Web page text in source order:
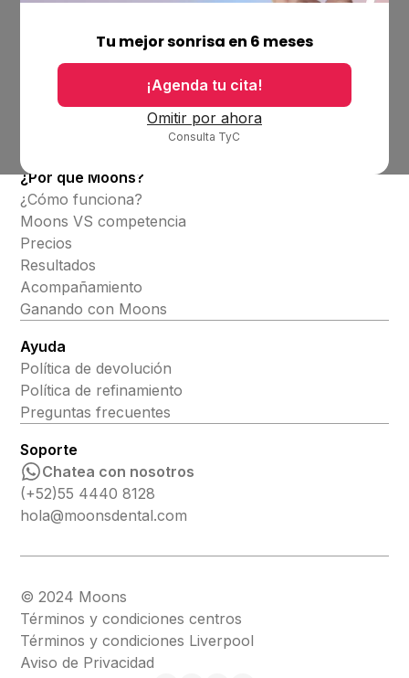
Tu mejor sonrisa en 6 meses
¡Agenda tu cita!
Omitir por ahora
Consulta TyC
Ubicaciones
¿Por qué Moons?
¿Cómo funciona?
Moons VS competencia
Precios
Resultados
Acompañamiento
Ganando con Moons
Ayuda
Política de devolución
Política de refinamiento
Preguntas frecuentes
Soporte
Chatea con nosotros
(+52)55 4440 8128
hola@moonsdental.com
© 2024 Moons
Términos y condiciones centros
Términos y condiciones Liverpool
Aviso de Privacidad